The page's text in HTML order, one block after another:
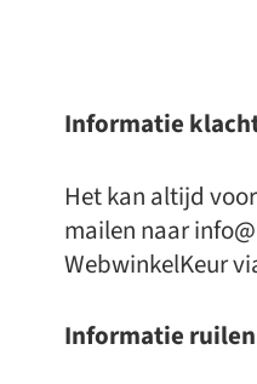
Informatie
Het kan altijd
mailen naar
WebwinkelKeur
Informatie